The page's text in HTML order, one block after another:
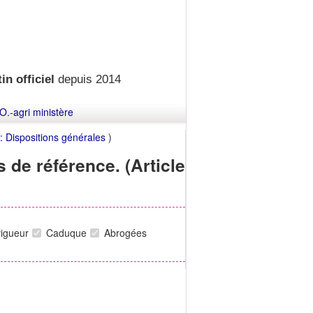
officiel depuis 2014
agri ministère
Dispositions générales )
de référence. (Article
Caduque Abrogées